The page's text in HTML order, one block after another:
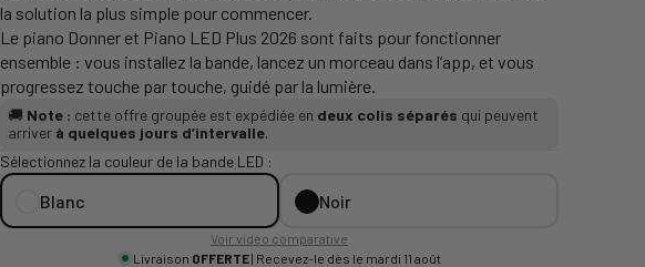
la solution la plus simple pour commencer.
Le piano Donner et Piano LED Plus 2026 sont faits pour fonctionner
ensemble : vous installez la bande, lancez un morceau dans l’app, et vous
progressez touche par touche, guidé par la lumière.
🚚 Note : cette offre groupée est expédiée en deux colis séparés qui peuvent
arriver à quelques jours d’intervalle.
Sélectionnez la couleur de la bande LED :
Blanc Noir
Voir vidéo comparative
Livraison OFFERTE| Recevez-le dès le mardi 11 août